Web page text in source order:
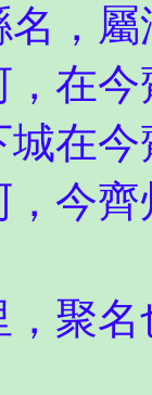
，
在
今
齊州
名也